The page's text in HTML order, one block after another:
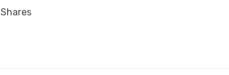
Shares